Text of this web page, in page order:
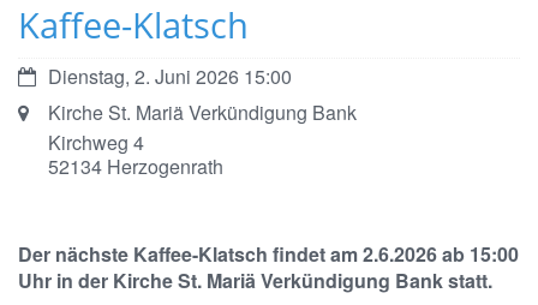
Kaffee-Klatsch
Datum:Dienstag, 2. Juni 2026 15:00
Ort: Kirche St. Mariä Verkündigung Bank
Kirchweg 4
52134 Herzogenrath
Der nächste Kaffee-Klatsch findet am2.6.2026 ab 15:00
Uhr in der Kirche St. Mariä Verkündigung Bank statt.